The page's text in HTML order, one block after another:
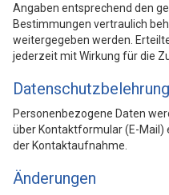
Angaben entsprechend den
Bestimmungen vertraulich
weitergegeben werden.
jederzeit mit Wirkung für die
Datenschutzbelehrung
Personenbezogene Daten
über Kontaktformular (E-Mail)
der Kontaktaufnahme.
Änderungen